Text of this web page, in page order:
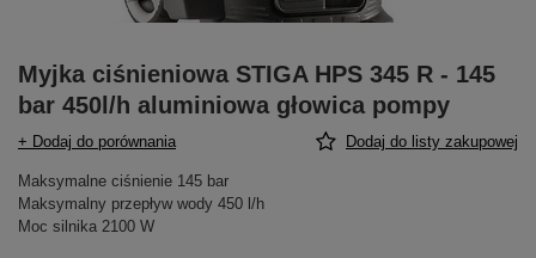
Myjka ciśnieniowa STIGA HPS 345 R - 145
bar 450l/h aluminiowa głowica pompy
+ Dodaj do porównania Dodaj do listy zakupowej
Maksymalne ciśnienie 145 bar
Maksymalny przepływ wody 450 l/h
Moc silnika 2100 W